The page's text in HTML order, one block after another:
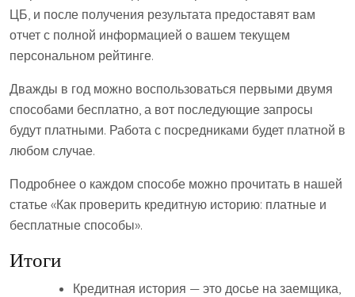
ЦБ, и после получения результата предоставят вам
отчет с полной информацией о вашем текущем
персональном рейтинге.
Дважды в год можно воспользоваться первыми двумя
способами бесплатно, а вот последующие запросы
будут платными. Работа с посредниками будет платной в
любом случае.
Подробнее о каждом способе можно прочитать в нашей
статье «Как проверить кредитную историю: платные и
бесплатные способы».
Итоги
Кредитная история — это досье на заемщика,